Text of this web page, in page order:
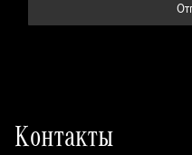
Контакты